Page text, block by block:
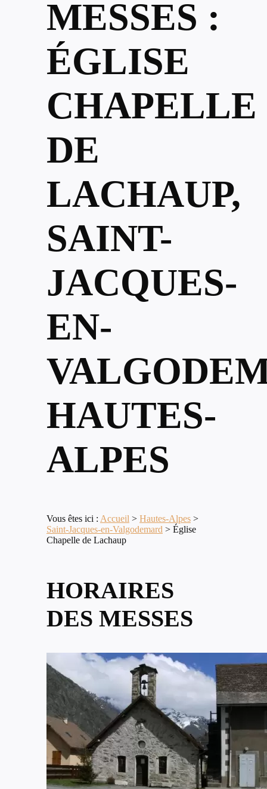
MESSES :
ÉGLISE
CHAPELLE
DE
LACHAUP,
SAINT-
JACQUES-
EN-
HAUTES-
ALPES
Vous êtes ici : Accueil > Hautes-Alpes >
Saint-Jacques-en-Valgodemard > Église
Chapelle de Lachaup
HORAIRES
DES MESSES